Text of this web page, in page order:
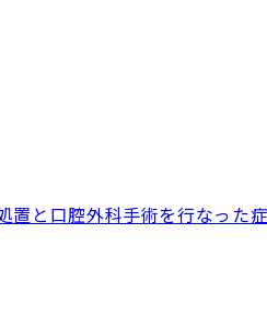
置と口腔外科手術を行なった